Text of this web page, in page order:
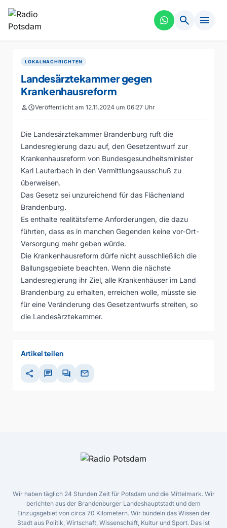
search menu
LOKALNACHRICHTEN
Landesärztekammer gegen
Krankenhausreform
personscheduleVeröffentlicht am 12.11.2024 um 06:27 Uhr
Die Landesärztekammer Brandenburg ruft die
Landesregierung dazu auf, den Gesetzentwurf zur
Krankenhausreform von Bundesgesundheitsminister
Karl Lauterbach in den Vermittlungsausschuß zu
überweisen.
Das Gesetz sei unzureichend für das Flächenland
Brandenburg.
Es enthalte realitätsferne Anforderungen, die dazu
führten, dass es in manchen Gegenden keine vor-Ort-
Versorgung mehr geben würde.
Die Krankenhausreform dürfe nicht ausschließlich die
Ballungsgebiete beachten. Wenn die nächste
Landesregierung ihr Ziel, alle Krankenhäuser im Land
Brandenburg zu erhalten, erreichen wolle, müsste sie
für eine Veränderung des Gesetzentwurfs streiten, so
die Landesärztekammer.
Artikel teilen
share chat forum mail
Wir haben täglich 24 Stunden Zeit für Potsdam und die Mittelmark. Wir
berichten aus der Brandenburger Landeshauptstadt und dem
Einzugsgebiet von circa 70 Kilometern. Wir bündeln das Wissen der
Stadt aus Politik, Wirtschaft, Wissenschaft, Kultur und Sport. Das ist